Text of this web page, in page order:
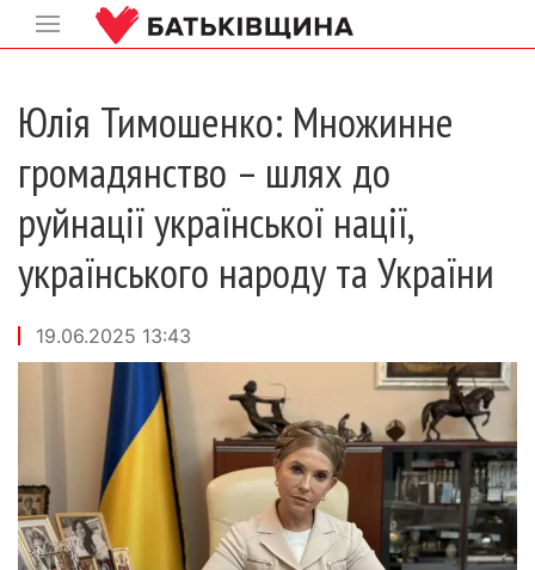
Юлія Тимошенко: Множинне
громадянство – шлях до
руйнації української нації,
українського народу та України
19.06.2025 13:43